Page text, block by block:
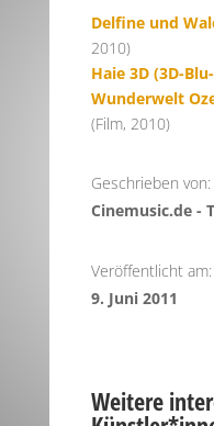
Delfine und
2010)
Haie 3D (3D-
Wunderwelt
(Film, 2010)
Geschrieben von:
Cinemusic.de -
Veröffentlicht am:
9. Juni 2011
Weitere